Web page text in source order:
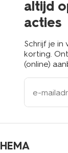
altijd
acties
Schrijf je in
korting.
(online)
e-
mailadres